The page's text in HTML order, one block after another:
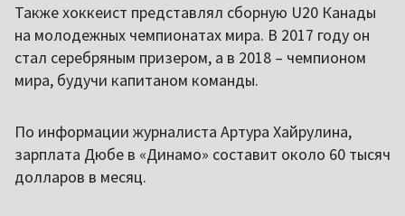
Также хоккеист представлял сборную U20 Канады
на молодежных чемпионатах мира. В 2017 году он
стал серебряным призером, а в 2018 – чемпионом
мира, будучи капитаном команды.
По информации журналиста Артура Хайрулина,
зарплата Дюбе в «Динамо» составит около 60 тысяч
долларов в месяц.